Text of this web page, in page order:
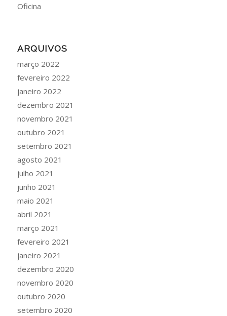
Oficina
ARQUIVOS
março 2022
fevereiro 2022
janeiro 2022
dezembro 2021
novembro 2021
outubro 2021
setembro 2021
agosto 2021
julho 2021
junho 2021
maio 2021
abril 2021
março 2021
fevereiro 2021
janeiro 2021
dezembro 2020
novembro 2020
outubro 2020
setembro 2020